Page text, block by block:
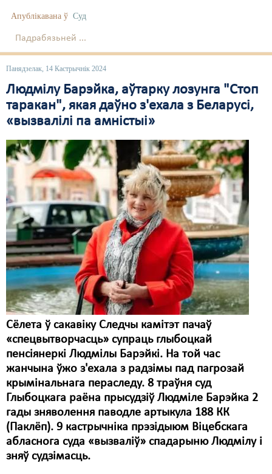
Апублікавана ў Суд
Падрабязьней ...
Панядзелак, 14 Кастрычнік 2024
Людмілу Барэйка, аўтарку лозунга "Стоп
таракан", якая даўно з'ехала з Беларусі,
«вызвалілі па амністыі»
Сёлета ў сакавіку Следчы камітэт пачаў
«спецвытворчасць» супраць глыбоцкай
пенсіянеркі Людмілы Барэйкі. На той час
жанчына ўжо з'ехала з радзімы пад пагрозай
крымінальнага пераследу. 8 траўня суд
Глыбоцкага раёна прысудзіў Людміле Барэйка 2
гады зняволення паводле артыкула 188 КК
(Паклёп). 9 кастрычніка прэзідыюм Віцебскага
абласнога суда «вызваліў» спадарыню Людмілу і
зняў судзімасць.